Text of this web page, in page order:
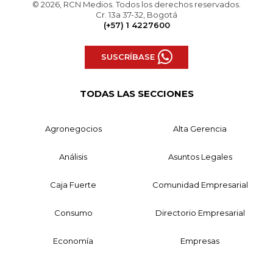
© 2026, RCN Medios. Todos los derechos reservados.
Cr. 13a 37-32, Bogotá
(+57) 1 4227600
SUSCRÍBASE
TODAS LAS SECCIONES
Agronegocios Alta Gerencia
Análisis Asuntos Legales
Caja Fuerte Comunidad Empresarial
Consumo Directorio Empresarial
Economía Empresas